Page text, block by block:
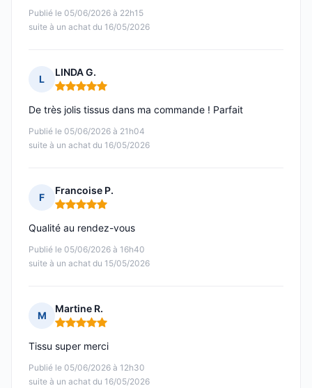
Publié le 05/06/2026 à 22h15
suite à un achat du 16/05/2026
L
LINDA G.
Note : 5 sur 5
Publié le 05/06/2026 à 21h04
suite à un achat du 16/05/2026
De très jolis tissus dans ma commande ! Parfait
F
Francoise P.
Note : 5 sur 5
Publié le 05/06/2026 à 16h40
suite à un achat du 15/05/2026
Qualité au rendez-vous
M
Martine R.
Note : 5 sur 5
Publié le 05/06/2026 à 12h30
suite à un achat du 16/05/2026
Tissu super merci